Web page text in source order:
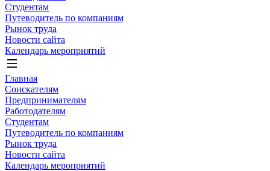
Студентам
Путеводитель по компаниям
Рынок труда
Новости сайта
Календарь мероприятий
Главная
Соискателям
Предпринимателям
Работодателям
Студентам
Путеводитель по компаниям
Рынок труда
Новости сайта
Календарь мероприятий